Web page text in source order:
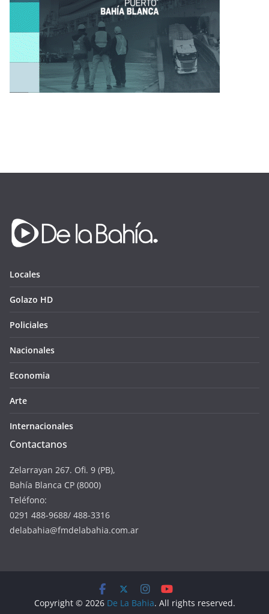
Locales
Golazo HD
Policiales
Nacionales
Economia
Arte
Internacionales
Contactanos
Zelarrayan 267. Ofi. 9 (PB),
Bahía Blanca CP (8000)
Teléfono:
0291 488-9688/ 488-3316
delabahia@fmdelabahia.com.ar
Copyright © 2026 De La Bahia. All rights reserved.